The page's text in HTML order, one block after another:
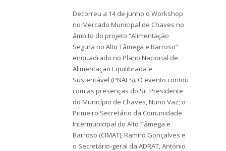
Decorreu a 14 de junho o Workshop
no Mercado Municipal de Chaves no
âmbito do projeto “Alimentação
Segura no Alto Tâmega e Barroso”
enquadrado no Plano Nacional de
Alimentação Equilibrada e
Sustentável (PNAES). O evento contou
com as presenças do Sr. Presidente
do Município de Chaves, Nuno Vaz; o
Primeiro Secretário da Comunidade
Intermunicipal do Alto Tâmega e
Barroso (CIMAT), Ramiro Gonçalves e
o Secretário-geral da ADRAT, António